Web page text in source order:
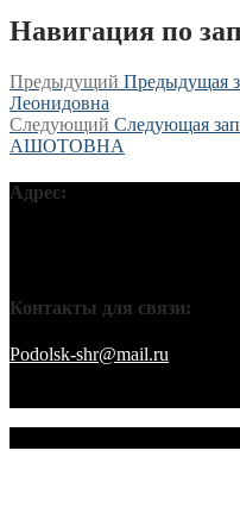
Навигация по
Предыдущий Предыдущая
Леонидовна
Следующий Следующая
АШОТОВНА
Адрес:
Контакты для связи:
Podolsk-shr@mail.ru